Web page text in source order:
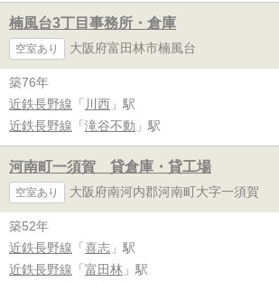
楠風台3丁目事務所・倉庫
空室あり 大阪府富田林市楠風台
築76年
近鉄長野線 「 川西 」駅
近鉄長野線 「 滝谷不動 」駅
河南町一須賀 貸倉庫・貸工場
空室あり 大阪府南河内郡河南町大字一須賀
築52年
近鉄長野線 「 喜志 」駅
近鉄長野線 「 富田林 」駅